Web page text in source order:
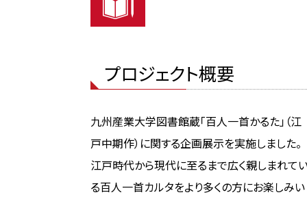
プロジェクト概要
九州産業大学図書館蔵「百人一首かるた」（江
戸中期作）に関する企画展示を実施しました。
江戸時代から現代に至るまで広く親しまれて
る百人一首カルタをより多くの方にお楽しみい